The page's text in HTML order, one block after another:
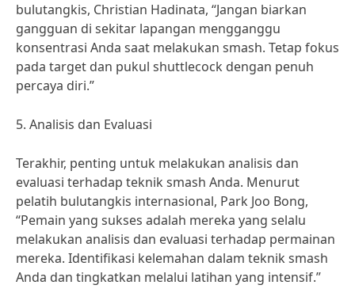
bulutangkis, Christian Hadinata, “Jangan biarkan
gangguan di sekitar lapangan mengganggu
konsentrasi Anda saat melakukan smash. Tetap fokus
pada target dan pukul shuttlecock dengan penuh
percaya diri.”
5. Analisis dan Evaluasi
Terakhir, penting untuk melakukan analisis dan
evaluasi terhadap teknik smash Anda. Menurut
pelatih bulutangkis internasional, Park Joo Bong,
“Pemain yang sukses adalah mereka yang selalu
melakukan analisis dan evaluasi terhadap permainan
mereka. Identifikasi kelemahan dalam teknik smash
Anda dan tingkatkan melalui latihan yang intensif.”